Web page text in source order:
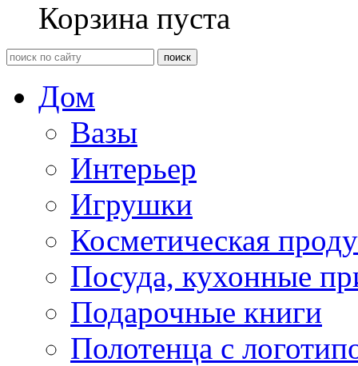
Корзина пуста
Дом
Вазы
Интерьер
Игрушки
Косметическая
Посуда, кухонные
Подарочные книги
Полотенца с